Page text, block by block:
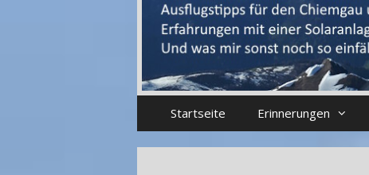
Startseite Erinnerungen